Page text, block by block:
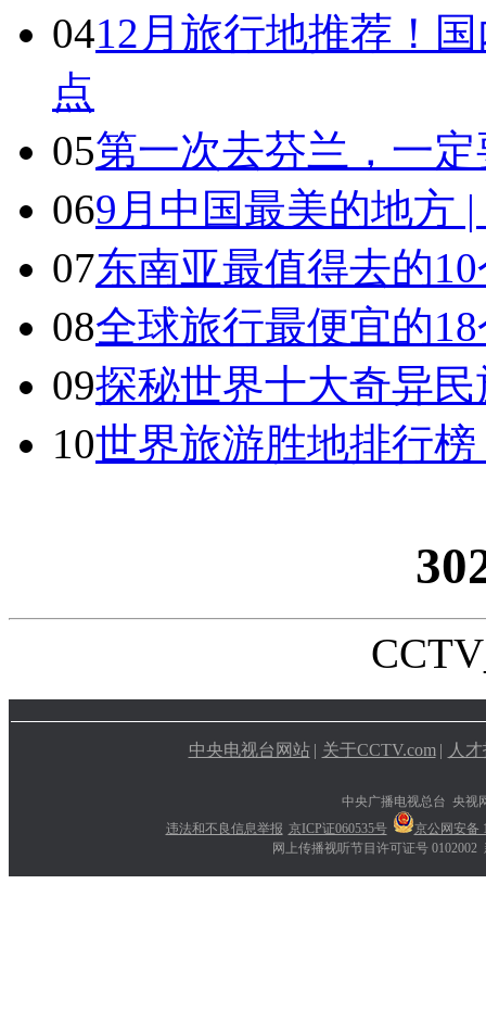
0412月旅行地推荐！
点
05第一次去芬兰，一
069月中国最美的地方
07东南亚最值得去的
08全球旅行最便宜的
09探秘世界十大奇异
10世界旅游胜地排行
中央电视台网站 | 关于CCTV.com | 人
中央广播电视总台 央视
违法和不良信息举报 京ICP证060535号
京公网安备
网上传播视听节目许可证号 0102002